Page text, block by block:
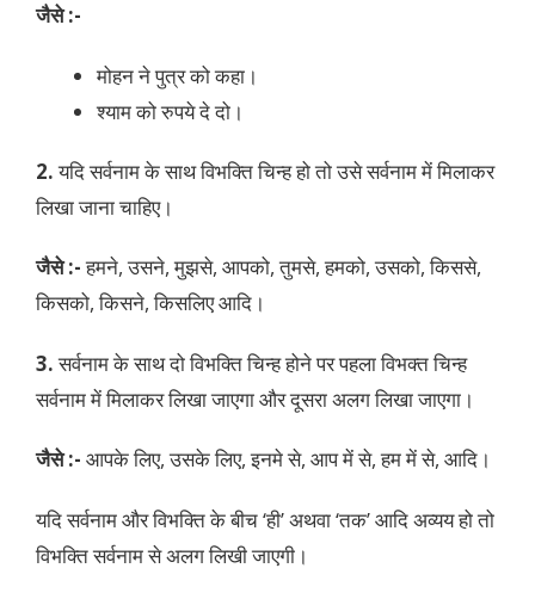
जैसे :-
मोहन ने पुत्र को कहा।
श्याम को रुपये दे दो।
2.यदि सर्वनाम के साथ विभक्ति चिन्ह हो तो उसे सर्वनाम में मिलाकर
लिखा जाना चाहिए।
जैसे :-हमने, उसने, मुझसे, आपको, तुमसे, हमको, उसको, किससे,
किसको, किसने, किसलिए आदि।
3.सर्वनाम के साथ दो विभक्ति चिन्ह होने पर पहला विभक्त चिन्ह
सर्वनाम में मिलाकर लिखा जाएगा और दूसरा अलग लिखा जाएगा।
जैसे :- आपके लिए, उसके लिए, इनमे से, आप में से, हम में से, आदि।
यदि सर्वनाम और विभक्ति के बीच ‘ही’ अथवा ‘तक’ आदि अव्यय हो तो
विभक्ति सर्वनाम से अलग लिखी जाएगी।